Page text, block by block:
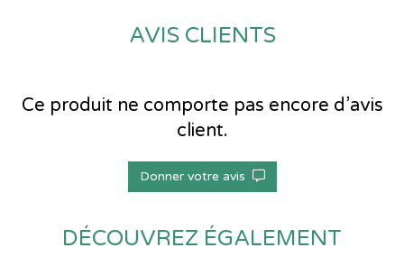
AVIS CLIENTS
Ce produit ne comporte pas encore d’avis
client.
Donner votre avis
DÉCOUVREZ ÉGALEMENT